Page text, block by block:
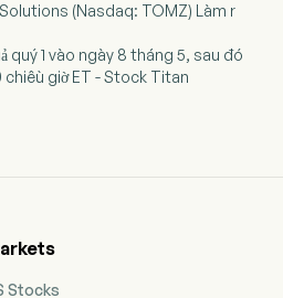
(Nasdaq: TOMZ) Làm r
quý 1 vào ngày 8 tháng 5, sau đó
giờ ET - Stock Titan
Stocks